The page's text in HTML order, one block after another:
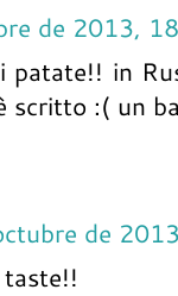
de 2013,
patate!! in
scritto :( un
de